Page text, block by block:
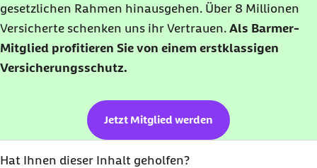
gesetzlichen Rahmen hinausgehen. Über 8 Millionen
Versicherte schenken uns ihr Vertrauen. Als Barmer-
Mitglied profitieren Sie von einem erstklassigen
Versicherungsschutz.
Jetzt Mitglied werden
Hat Ihnen dieser Inhalt geholfen?